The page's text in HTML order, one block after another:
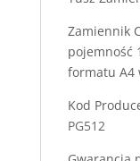
Zamiennik
pojemność
formatu A4
Kod
PG512